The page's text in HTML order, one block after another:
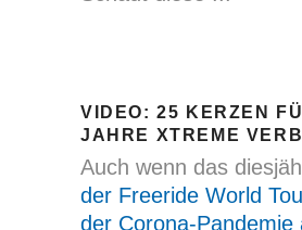
VIDEO: 25 KERZEN
JAHRE XTREME
Auch wenn das
der Freeride World
der Corona-Pandemie